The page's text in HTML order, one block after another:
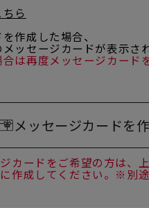
ら
作成した場合、
ッセージカードが表示され
は再度メッセージカード
メッセージカードを
カードをご希望の方は、
作成してください。※別